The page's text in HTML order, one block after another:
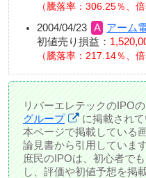
騰落率：306.25％、
2004/04/23
アーム
初値売り損益：
騰落率：217.14％、
リバーエレテックのIPO
グループ
に掲載されて
本ページで掲載している
論見書から引用しています
庶民のIPOは、初心者で
し、評価や初値予想を掲載